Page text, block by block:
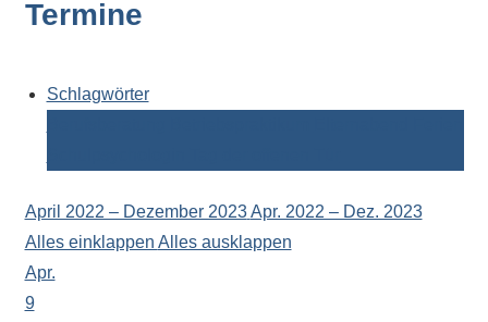
Kontaktdaten,
Zusammensetzung
oder
zur
Ausstattung
der
Termine
Schlagwörter
April 2022 – Dezember 2023 Apr. 2022 – Dez. 2023
Alles einklappen Alles ausklappen
Apr.
9